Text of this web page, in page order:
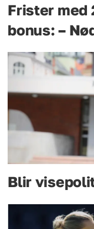
Frister med
bonus: –
Blir